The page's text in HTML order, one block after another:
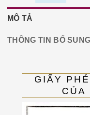
MÔ TẢ
THÔNG TIN BỔ SUNG
GIẤY
CỦA